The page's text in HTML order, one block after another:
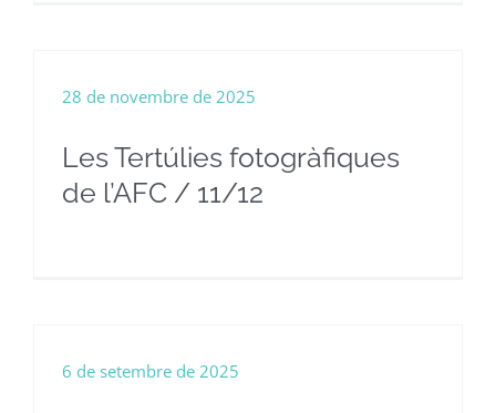
Les Tertúlies fotogràfiques
de l’AFC / 11/12
28 de novembre de 2025
6 de setembre de 2025